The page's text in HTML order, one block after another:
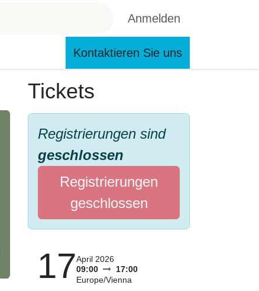
Anmelden
Stellenangebote Mitglied werden
Kontaktieren Sie uns
Tickets
Registrierungen sind
geschlossen
Registrierungen
geschlossen
17April 2026
09:00
17:00
Europe/Vienna